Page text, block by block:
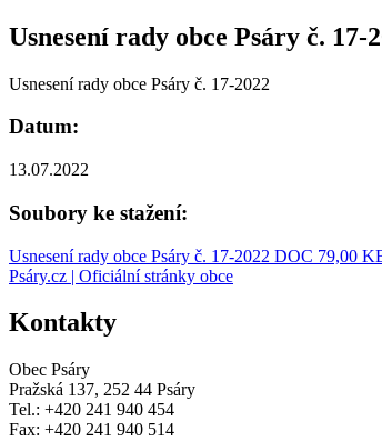
Usnesení rady obce Psáry č. 17-
Usnesení rady obce Psáry č. 17-2022
Datum:
13.07.2022
Soubory ke stažení:
Usnesení rady obce Psáry č. 17-2022 DOC 79,00
Psáry.cz | Oficiální stránky obce
Kontakty
Obec Psáry
Pražská 137, 252 44 Psáry
Tel.: +420 241 940 454
Fax: +420 241 940 514